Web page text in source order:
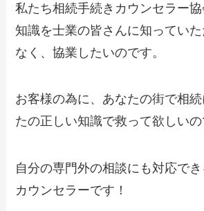
私たち相続手続きカウンセラー
知識を士業の皆さんに知ってい
なく、協業したいのです。
お客様の為に、あなたの街で相
たの正しい知識で救って欲しいの
自分の専門外の相談にも対応で
カウンセラーです！